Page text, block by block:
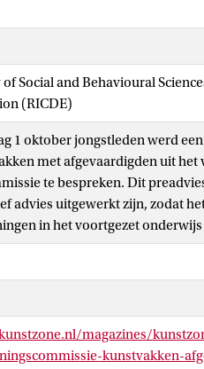
of Social and Behavioural
(RICDE)
1 oktober jongstleden werd
met afgevaardigden uit het
te bespreken. Dit
advies uitgewerkt zijn, zodat
in het voortgezet onderwijs
magazines/
kunstvakken-